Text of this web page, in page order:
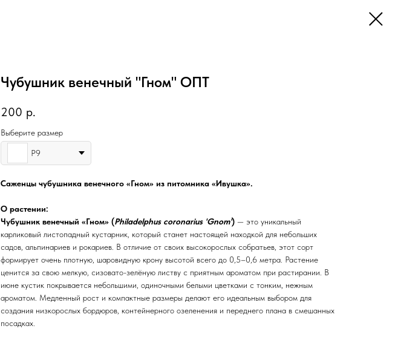
Чубушник венечный "Гном" ОПТ
200 р.
Выберите размер
Р9
Саженцы чубушника венечного «Гном» из питомника «Ивушка».
О растении:
Чубушник венечный «Гном» (Philadelphus coronarius 'Gnom') — это уникальный
карликовый листопадный кустарник, который станет настоящей находкой для небольших
садов, альпинариев и рокариев. В отличие от своих высокорослых собратьев, этот сорт
формирует очень плотную, шаровидную крону высотой всего до 0,5–0,6 метра. Растение
ценится за свою мелкую, сизовато-зелёную листву с приятным ароматом при растирании. В
июне кустик покрывается небольшими, одиночными белыми цветками с тонким, нежным
ароматом. Медленный рост и компактные размеры делают его идеальным выбором для
создания низкорослых бордюров, контейнерного озеленения и переднего плана в смешанных
посадках.